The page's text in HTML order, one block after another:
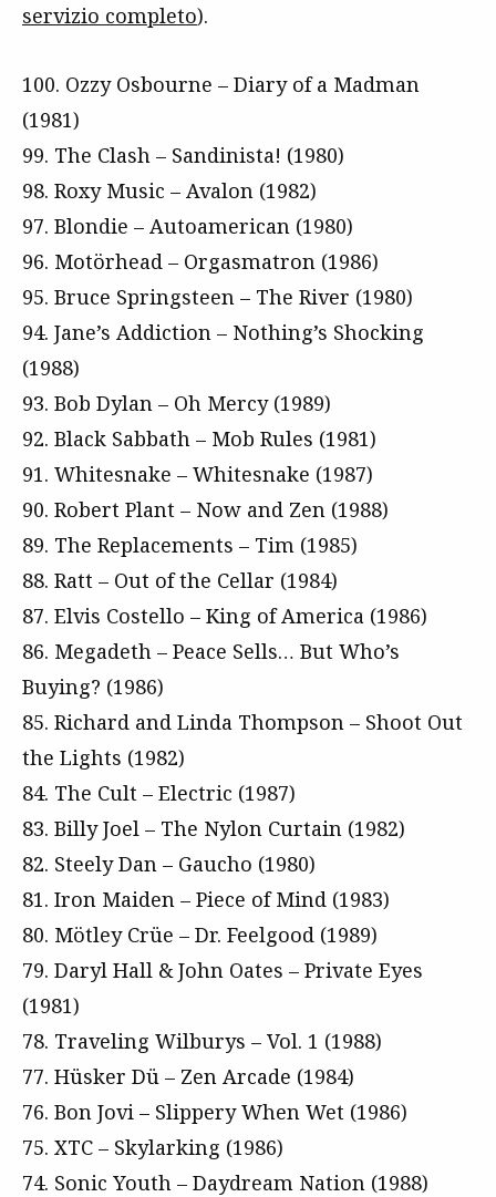
servizio completo).
100. Ozzy Osbourne – Diary of a Madman
(1981)
99. The Clash – Sandinista! (1980)
98. Roxy Music – Avalon (1982)
97. Blondie – Autoamerican (1980)
96. Motörhead – Orgasmatron (1986)
95. Bruce Springsteen – The River (1980)
94. Jane’s Addiction – Nothing’s Shocking
(1988)
93. Bob Dylan – Oh Mercy (1989)
92. Black Sabbath – Mob Rules (1981)
91. Whitesnake – Whitesnake (1987)
90. Robert Plant – Now and Zen (1988)
89. The Replacements – Tim (1985)
88. Ratt – Out of the Cellar (1984)
87. Elvis Costello – King of America (1986)
86. Megadeth – Peace Sells… But Who’s
Buying? (1986)
85. Richard and Linda Thompson – Shoot Out
the Lights (1982)
84. The Cult – Electric (1987)
83. Billy Joel – The Nylon Curtain (1982)
82. Steely Dan – Gaucho (1980)
81. Iron Maiden – Piece of Mind (1983)
80. Mötley Crüe – Dr. Feelgood (1989)
79. Daryl Hall & John Oates – Private Eyes
(1981)
78. Traveling Wilburys – Vol. 1 (1988)
77. Hüsker Dü – Zen Arcade (1984)
76. Bon Jovi – Slippery When Wet (1986)
75. XTC – Skylarking (1986)
74. Sonic Youth – Daydream Nation (1988)